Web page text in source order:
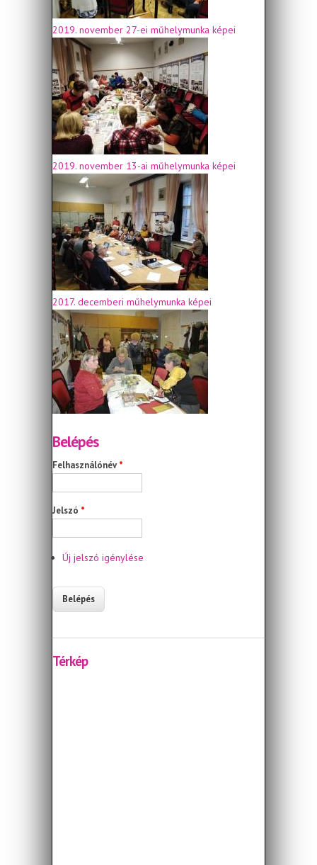
2019. november 27-ei műhelymunka képei
2019. november 13-ai műhelymunka képei
2017. decemberi műhelymunka képei
Belépés
Felhasználónév*
Jelszó *
Új jelszó igénylése
Térkép